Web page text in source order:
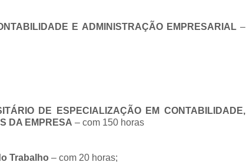
E ADMINISTRAÇÃO EMPRESARIAL–
DE ESPECIALIZAÇÃO EM CONTABILIDADE,
DA EMPRESA – com 150 horas
Trabalho – com 20 horas;